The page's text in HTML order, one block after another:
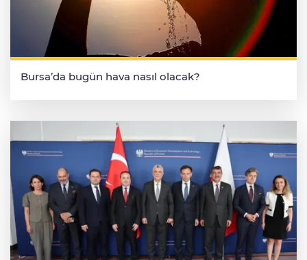
Bursa’da bugün hava nasıl olacak?